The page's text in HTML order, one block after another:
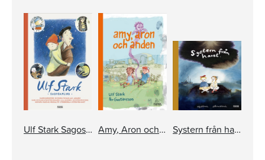
Ulf Stark Sagosamling Amy, Aron och anden Systern från havet